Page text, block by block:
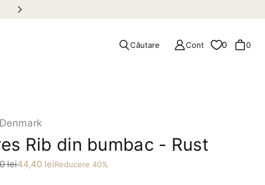
Căutare Cont 0 0
Rib din bumbac - Rust
lei44,40 leiReducere 40%